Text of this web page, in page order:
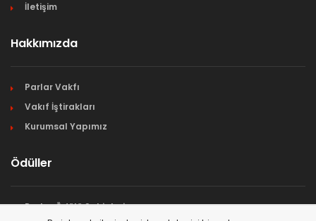
İletişim
Hakkımızda
Parlar Vakfı
Vakıf İştirakları
Kurumsal Yapımız
Ödüller
Parlar Ödülü Sahipleri